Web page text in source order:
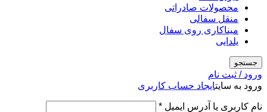
محصولات صادراتی
منقل سفالی
میناکاری روی سفال
یلدایی
جستجو
ورود / ثبت نام
ورود به سایتایجاد حساب کاربری
نام کاربری یا آدرس ایمیل *الزامی